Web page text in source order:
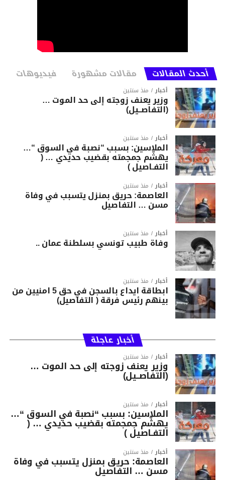
أحدث المقالات مقالات مشهورة فيديوهات
أخبار منذ سنتين
وزير يعنف زوجته إلى حد الموت …
(التفاصــيل)
أخبار منذ سنتين
الملاسين: بسبب “نصبة في السوق “…
يهشّم جمجمته بقضيب حديدي … (
التفـاصيل )
أخبار منذ سنتين
العاصمة: حريق بمنزل يتسبب في وفاة
مسن … التفاصيل
أخبار منذ سنتين
وفاة طبيب تونسي بسلطنة عمان ..
أخبار منذ سنتين
ابطاقة ايداع بالسجن في حق 5 امنيين من
بينهم رئيس فرقة ( التفاصيل)
أخبار عاجلة
أخبار منذ سنتين
وزير يعنف زوجته إلى حد الموت …
(التفاصــيل)
أخبار منذ سنتين
الملاسين: بسبب “نصبة في السوق “…
يهشّم جمجمته بقضيب حديدي … (
التفـاصيل )
أخبار منذ سنتين
العاصمة: حريق بمنزل يتسبب في وفاة
مسن … التفاصيل